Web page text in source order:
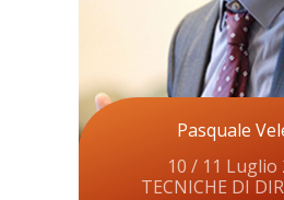
Pasquale
10 / 11 Luglio
TECNICHE DI